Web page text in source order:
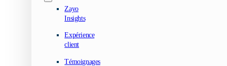
Zayo
Insights
Expérience
client
Témoignages